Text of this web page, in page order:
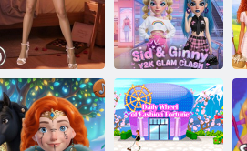
Daima Moda
Sid ve Ginny
Y2K Glam
Çatışması